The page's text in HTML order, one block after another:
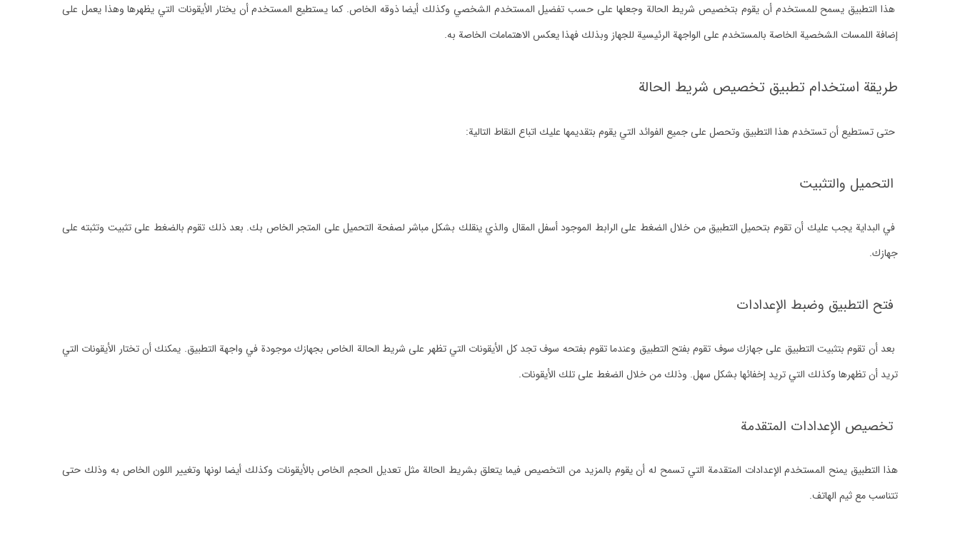
هذا التطبيق يسمح للمستخدم أن يقوم بتخصيص شريط الحالة وجعلها على حسب تفضيل المستخدم الشخصي وكذلك أيضا ذوقه الخاص. كما يستطيع المستخدم أن يختار الأيقونات التي يظهرها وهذا يعمل على
إضافة اللمسات الشخصية الخاصة بالمستخدم على الواجهة الرئيسية للجهاز وبذلك فهذا يعكس الاهتمامات الخاصة به.
طريقة استخدام تطبيق تخصيص شريط الحالة
حتى تستطيع أن تستخدم هذا التطبيق وتحصل على جميع الفوائد التي يقوم بتقديمها عليك اتباع النقاط التالية:
التحميل والتثبيت
في البداية يجب عليك أن تقوم بتحميل التطبيق من خلال الضغط على الرابط الموجود أسفل المقال والذي ينقلك بشكل مباشر لصفحة التحميل على المتجر الخاص بك. بعد ذلك تقوم بالضغط على تثبيت وتثبته على
جهازك.
فتح التطبيق وضبط الإعدادات
بعد أن تقوم بتثبيت التطبيق على جهازك سوف تقوم بفتح التطبيق وعندما تقوم بفتحه سوف تجد كل الأيقونات التي تظهر على شريط الحالة الخاص بجهازك موجودة في واجهة التطبيق. يمكنك أن تختار الأيقونات التي
تريد أن تظهرها وكذلك التي تريد إخفائها بشكل سهل. وذلك من خلال الضغط على تلك الأيقونات.
تخصيص الإعدادات المتقدمة
هذا التطبيق يمنح المستخدم الإعدادات المتقدمة التي تسمح له أن يقوم بالمزيد من التخصيص فيما يتعلق بشريط الحالة مثل تعديل الحجم الخاص بالأيقونات وكذلك أيضا لونها وتغيير اللون الخاص به وذلك حتى
تتناسب مع ثيم الهاتف.